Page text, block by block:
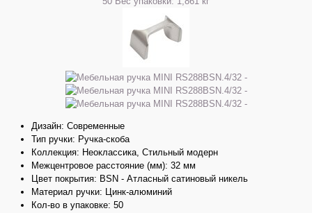
Дизайн: Современные
Тип ручки: Ручка-скоба
Коллекция: Неоклассика, Стильный модерн
Межцентровое расстояние (мм): 32 мм
Цвет покрытия: BSN - Атласный сатиновый никель
Материал ручки: Цинк-алюминий
Кол-во в упаковке: 50